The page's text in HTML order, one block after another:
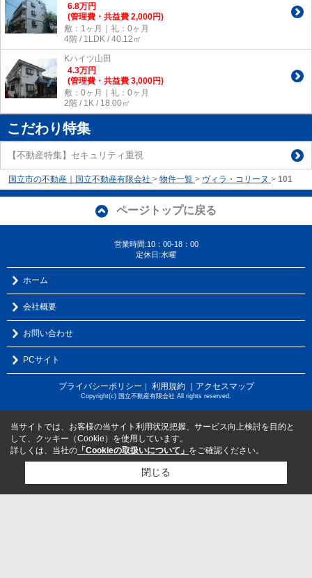
6.8万円
(管理費・共益費 2,000円)
敷：1ヶ月｜礼：0ヶ月
4階 / 1LDK / 40.12㎡
Kハイツ山田
4.3万円
(管理費・共益費 3,000円)
敷：0ヶ月｜礼：0ヶ月
2階 / 1K / 18.00㎡
こだわり特集
【不動産特集】セキュリティ重視
国立市の不動産｜国立不動産有限会社 > 物件一覧 > ヴィラ・コリーヌ > 101
ページトップに戻る
営業時間:10：00-18：00
定休日:水曜
ホーム
会社概要
お問い合わせ
PCサイト
プライバシーポリシー ｜ 利用規約 ｜アクセスマップ
Copyright(c) 国立不動産有限会社 All rights reserved.
当サイトでは、お客様の当サイト利用状況把握、サービス向上検討を目的と
して、クッキー（Cookie）を使用しています。
詳しくは、当社の 「Cookieの取扱いについて」 をご確認ください。
閉じる